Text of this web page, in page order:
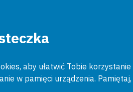
aby ułatwić Tobie
w pamięci urządzenia.